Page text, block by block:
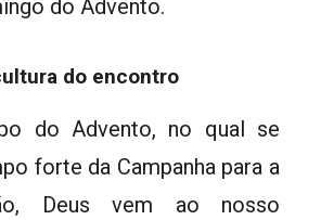
do Advento.
do encontro
do Advento, no qual se
forte da Campanha para a
Deus vem ao nosso